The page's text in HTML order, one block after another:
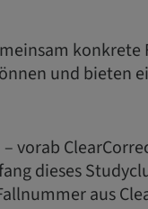
konkrete
und bieten
vorab
dieses
aus